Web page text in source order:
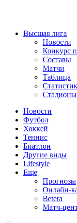
Высшая лига
Новости
Конкурс
Составы
Матчи
Таблица
Стадионы
Новости
Футбол
Хоккей
Теннис
Биатлон
Другие виды
Lifestyle
Еще
Прогнозы
Онлайн-
Betera
Матч-